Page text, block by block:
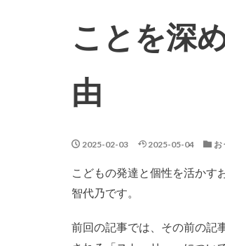
ことを深
由
2025-02-03 2025-05-04 お
こどもの発達と個性を活かす
智代乃です。
前回の記事では、その前の記